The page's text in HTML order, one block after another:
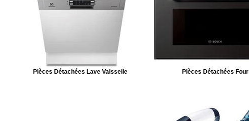
Pièces Détachées Lave Vaisselle Pièces Détachées Four